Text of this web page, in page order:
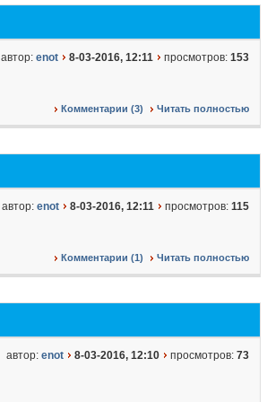
автор: enot 8-03-2016, 12:11 просмотров: 153
Комментарии (3) Читать полностью
автор: enot 8-03-2016, 12:11 просмотров: 115
Комментарии (1) Читать полностью
автор: enot 8-03-2016, 12:10 просмотров: 73